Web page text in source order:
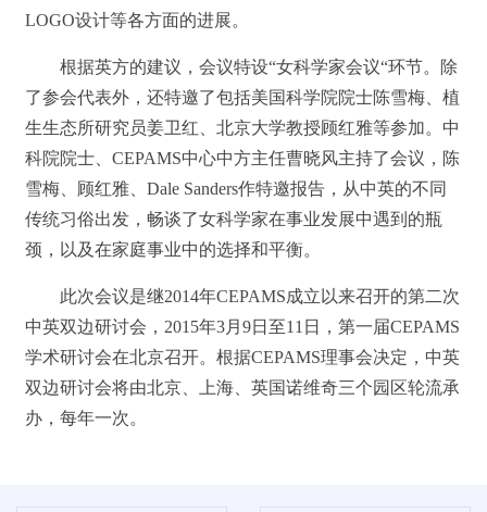
LOGO设计等各方面的进展。
根据英方的建议，会议特设“女科学家会议“环节。除
了参会代表外，还特邀了包括美国科学院院士陈雪梅、植
生生态所研究员姜卫红、北京大学教授顾红雅等参加。中
科院院士、CEPAMS中心中方主任曹晓风主持了会议，陈
雪梅、顾红雅、Dale Sanders作特邀报告，从中英的不同
传统习俗出发，畅谈了女科学家在事业发展中遇到的瓶
颈，以及在家庭事业中的选择和平衡。
此次会议是继2014年CEPAMS成立以来召开的第二次
中英双边研讨会， 2015年3月9日至11 日，第一届CEPAMS
学术研讨会在北京召开。根据CEPAMS理事会决定，中英
双边研讨会将由北京、上海、英国诺维奇三个园区轮流承
办，每年一次。